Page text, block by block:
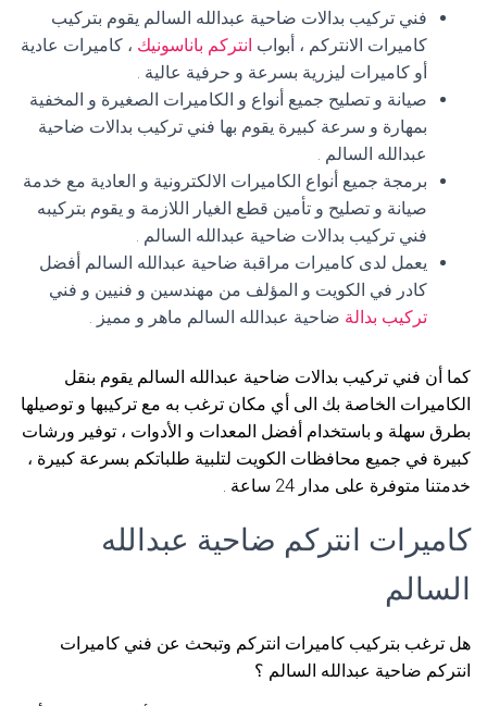
فني تركيب بدالات ضاحية عبدالله السالم يقوم بتركيب
كاميرات الانتركم ، أبواب انتركم باناسونيك ، كاميرات عادية
أو كاميرات ليزرية بسرعة و حرفية عالية .
صيانة و تصليح جميع أنواع و الكاميرات الصغيرة و المخفية
بمهارة و سرعة كبيرة يقوم بها فني تركيب بدالات ضاحية
عبدالله السالم .
برمجة جميع أنواع الكاميرات الالكترونية و العادية مع خدمة
صيانة و تصليح و تأمين قطع الغيار اللازمة و يقوم بتركيبه
فني تركيب بدالات ضاحية عبدالله السالم .
يعمل لدى كاميرات مراقبة ضاحية عبدالله السالم أفضل
كادر في الكويت و المؤلف من مهندسين و فنيين و فني
تركيب بدالة ضاحية عبدالله السالم ماهر و مميز .
كما أن فني تركيب بدالات ضاحية عبدالله السالم يقوم بنقل
الكاميرات الخاصة بك الى أي مكان ترغب به مع تركيبها و توصيلها
بطرق سهلة و باستخدام أفضل المعدات و الأدوات ، توفير ورشات
كبيرة في جميع محافظات الكويت لتلبية طلباتكم بسرعة كبيرة ،
خدمتنا متوفرة على مدار 24 ساعة .
كاميرات انتركم ضاحية عبدالله
السالم
هل ترغب بتركيب كاميرات انتركم وتبحث عن فني كاميرات
انتركم ضاحية عبدالله السالم ؟